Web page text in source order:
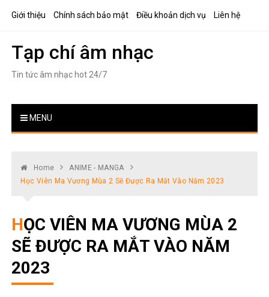
Giới thiệu Chính sách bảo mật Điều khoản dịch vụ Liên hệ
Tạp chí âm nhạc
Tin tức âm nhạc hot 24/7
MENU
Home
ANIME - MANGA
Học Viên Ma Vương Mùa 2 Sẽ Được Ra Mắt Vào Năm 2023
HỌC VIÊN MA VƯƠNG MÙA 2
SẼ ĐƯỢC RA MẮT VÀO NĂM
2023